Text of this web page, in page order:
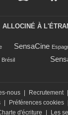
ALLOCINÉ À
SensaCine
Brésil
nous Recrutement
Préférences cookies
d'écriture Les